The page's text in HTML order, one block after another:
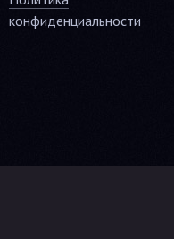
конфиденциальности